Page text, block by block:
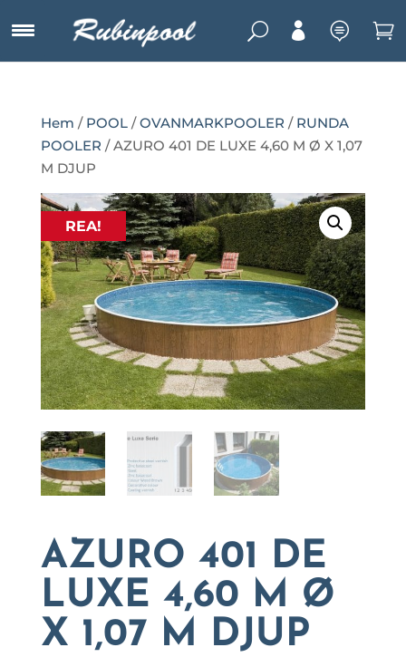
U   
Hem / POOL/OVANMARKPOOLER / RUNDA
POOLER / AZURO 401 DE LUXE 4,60 M Ø X 1,07
M DJUP
REA!
AZURO 401 DE
LUXE 4,60 M Ø
X 1,07 M DJUP